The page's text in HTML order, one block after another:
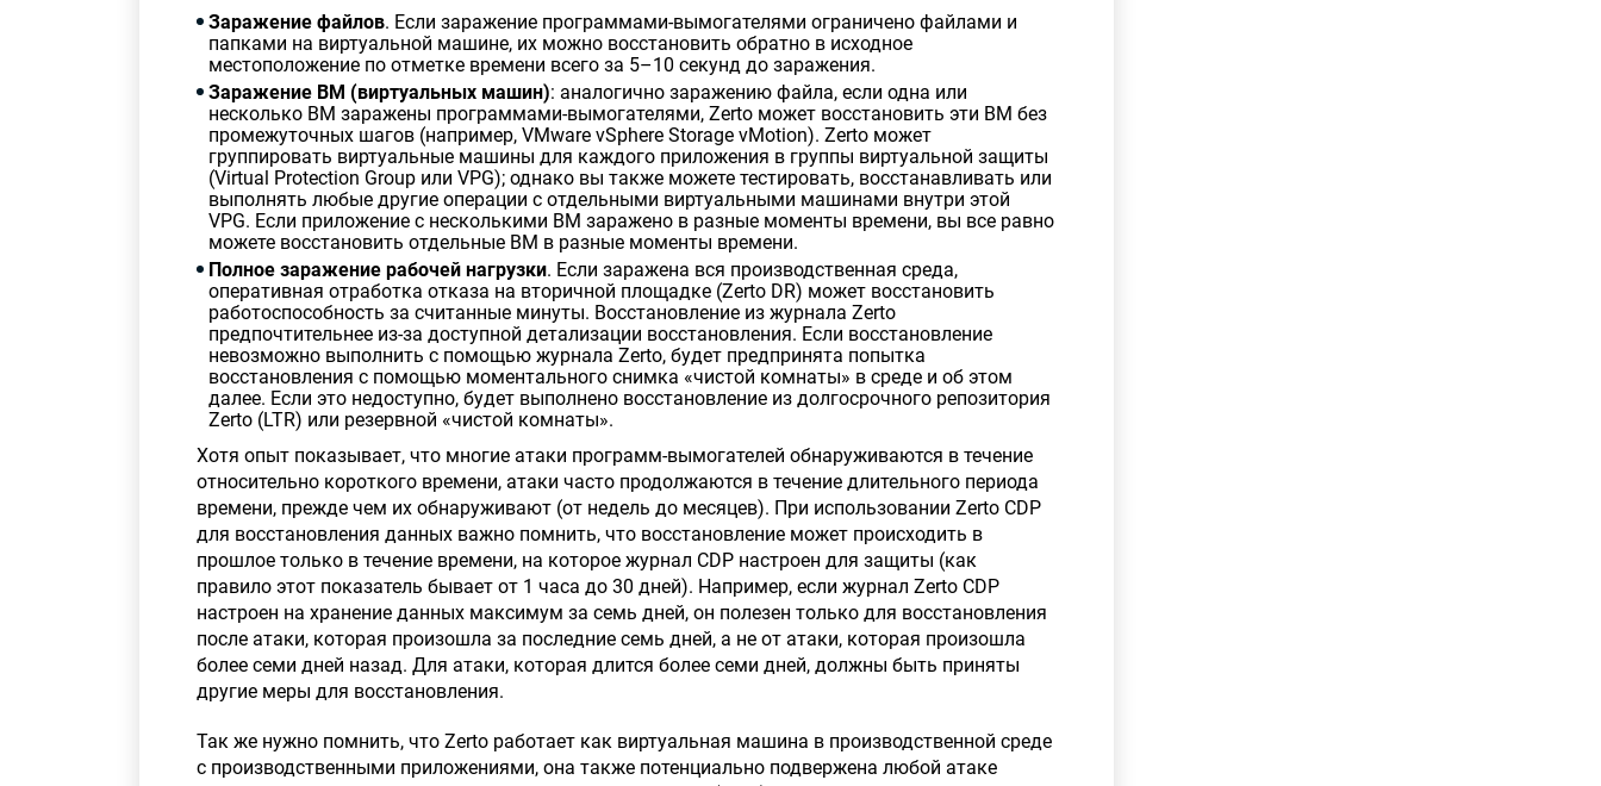
Заражение файлов. Если заражение программами-вымогателями ограничено файлами и
папками на виртуальной машине, их можно восстановить обратно в исходное
местоположение по отметке времени всего за 5–10 секунд до заражения.
Заражение ВМ (виртуальных машин): аналогично заражению файла, если одна или
несколько ВМ заражены программами-вымогателями, Zerto может восстановить эти ВМ без
промежуточных шагов (например, VMware vSphere Storage vMotion). Zerto может
группировать виртуальные машины для каждого приложения в группы виртуальной защиты
(Virtual Protection Group или VPG); однако вы также можете тестировать, восстанавливать или
выполнять любые другие операции с отдельными виртуальными машинами внутри этой
VPG. Если приложение с несколькими ВМ заражено в разные моменты времени, вы все равно
можете восстановить отдельные ВМ в разные моменты времени.
Полное заражение рабочей нагрузки. Если заражена вся производственная среда,
оперативная отработка отказа на вторичной площадке (Zerto DR) может восстановить
работоспособность за считанные минуты. Восстановление из журнала Zerto
предпочтительнее из-за доступной детализации восстановления. Если восстановление
невозможно выполнить с помощью журнала Zerto, будет предпринята попытка
восстановления с помощью моментального снимка «чистой комнаты» в среде и об этом
далее. Если это недоступно, будет выполнено восстановление из долгосрочного репозитория
Zerto (LTR) или резервной «чистой комнаты».
Хотя опыт показывает, что многие атаки программ-вымогателей обнаруживаются в течение
относительно короткого времени, атаки часто продолжаются в течение длительного периода
времени, прежде чем их обнаруживают (от недель до месяцев). При использовании Zerto CDP
для восстановления данных важно помнить, что восстановление может происходить в
прошлое только в течение времени, на которое журнал CDP настроен для защиты (как
правило этот показатель бывает от 1 часа до 30 дней). Например, если журнал Zerto CDP
настроен на хранение данных максимум за семь дней, он полезен только для восстановления
после атаки, которая произошла за последние семь дней, а не от атаки, которая произошла
более семи дней назад. Для атаки, которая длится более семи дней, должны быть приняты
другие меры для восстановления.
Так же нужно помнить, что Zerto работает как виртуальная машина в производственной среде
с производственными приложениями, она также потенциально подвержена любой атаке